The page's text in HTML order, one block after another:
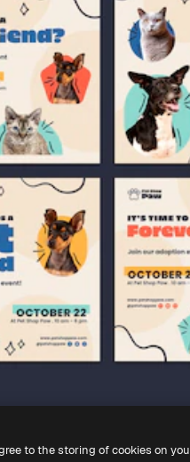
to the storing of cookies on